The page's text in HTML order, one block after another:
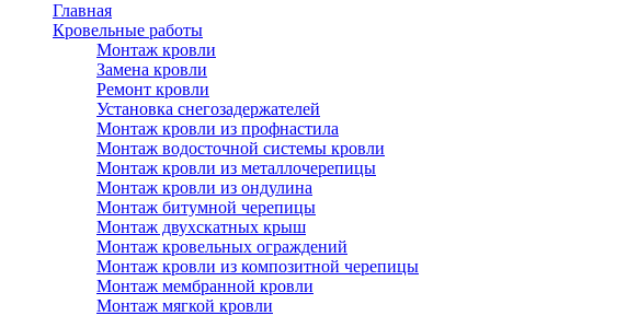
Главная
Кровельные работы
Монтаж кровли
Замена кровли
Ремонт кровли
Установка снегозадержателей
Монтаж кровли из профнастила
Монтаж водосточной системы кровли
Монтаж кровли из металлочерепицы
Монтаж кровли из ондулина
Монтаж битумной черепицы
Монтаж двухскатных крыш
Монтаж кровельных ограждений
Монтаж кровли из композитной черепицы
Монтаж мембранной кровли
Монтаж мягкой кровли